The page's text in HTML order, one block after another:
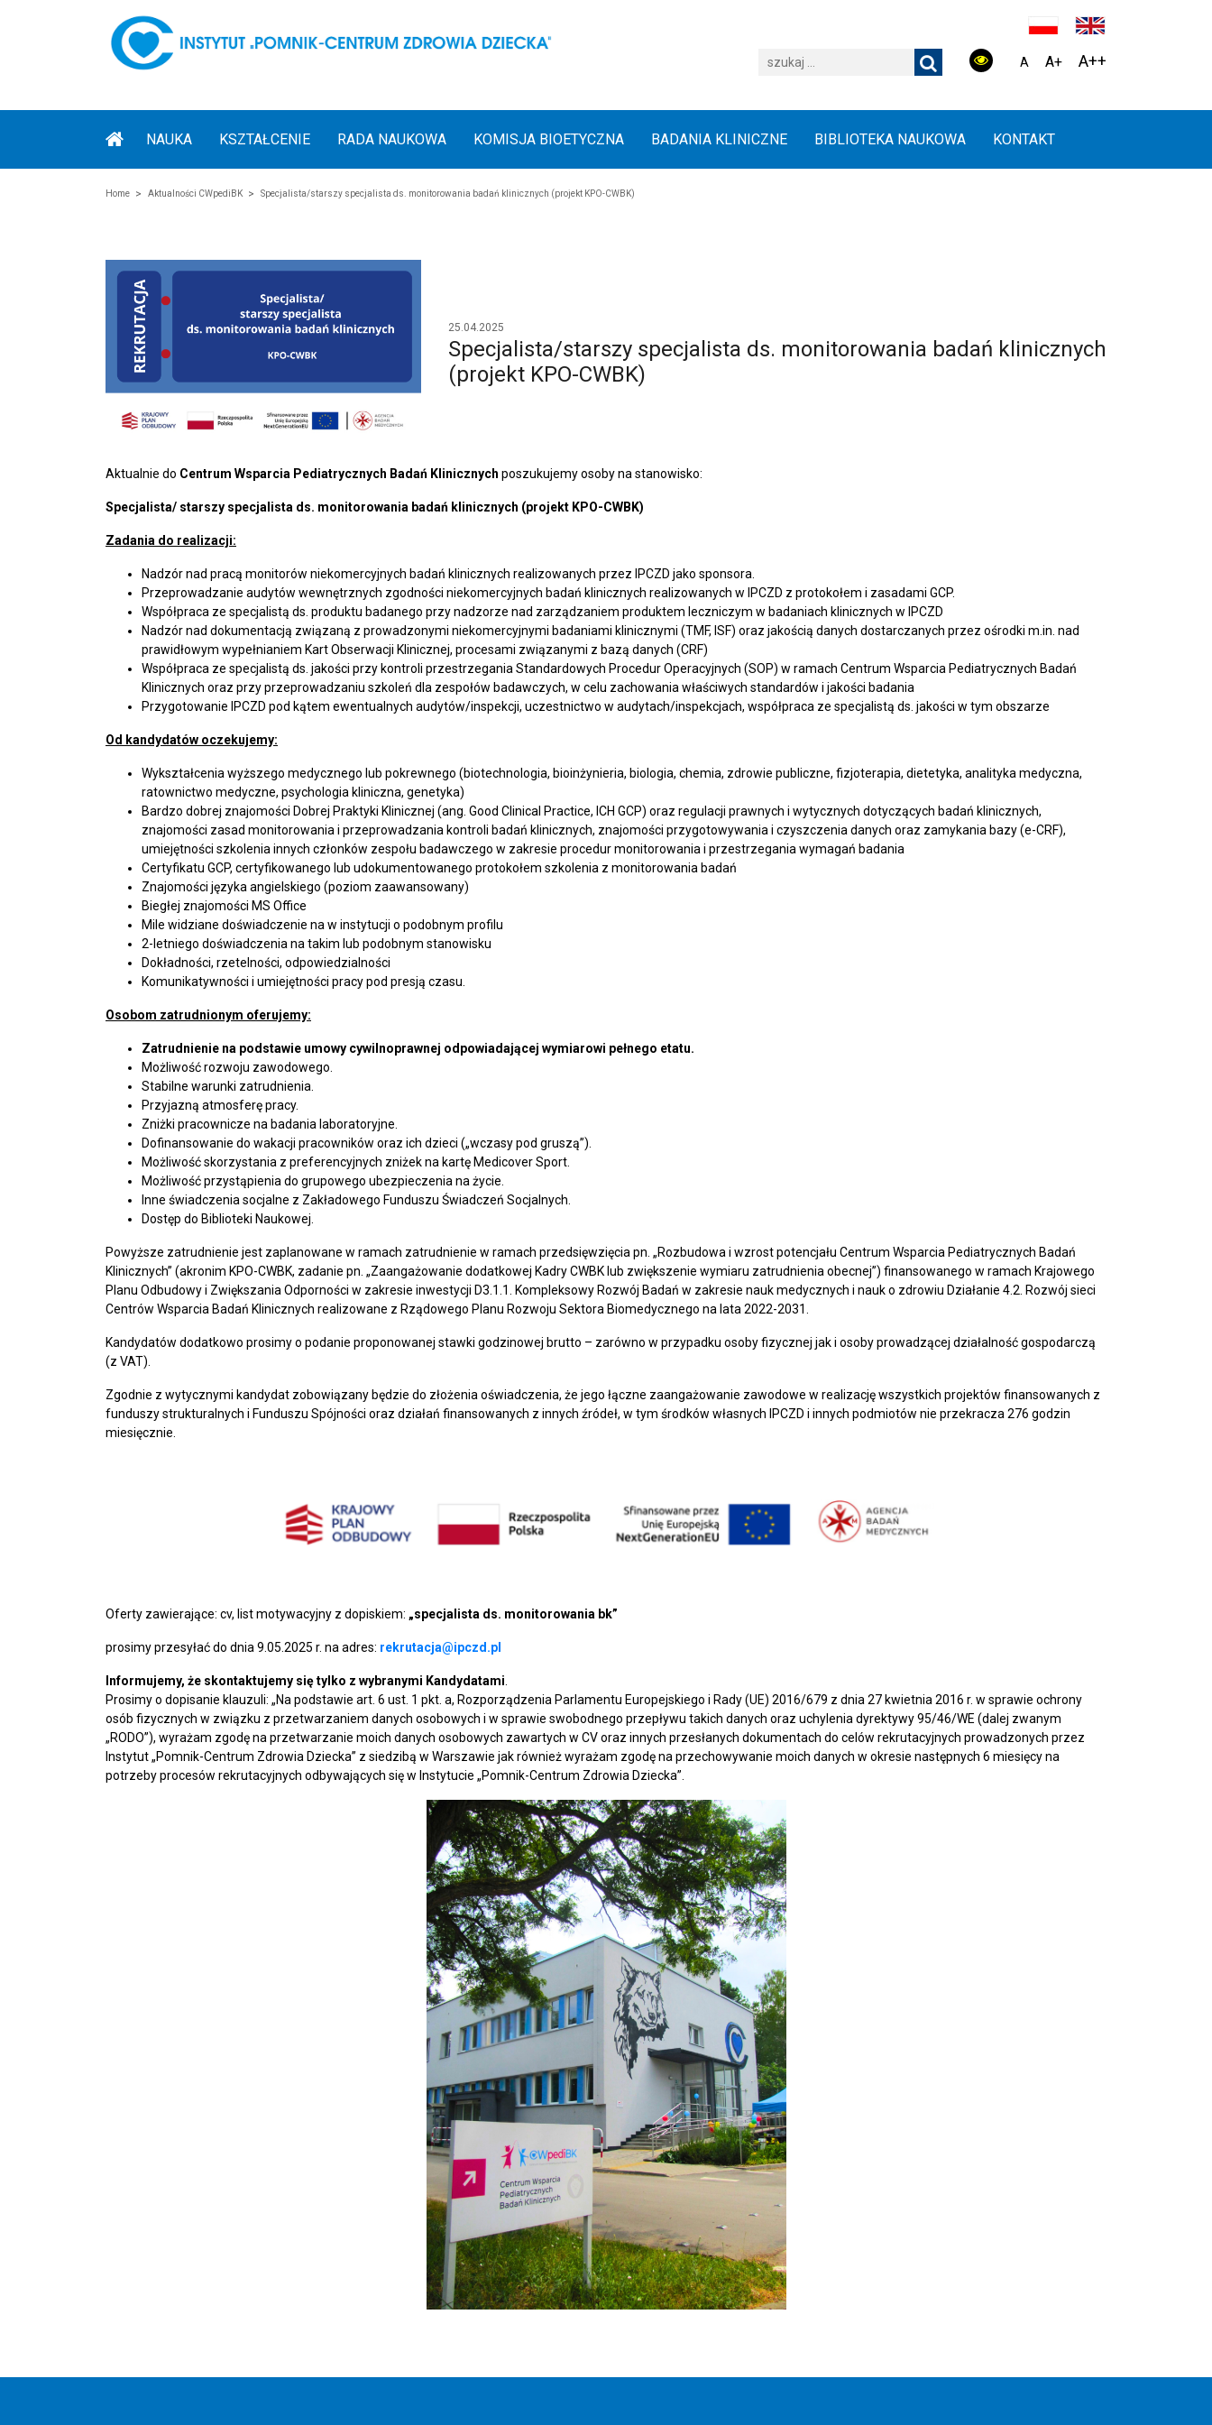
A A+ A++
NAUKA KSZTAŁCENIE RADA NAUKOWA KOMISJA BIOETYCZNA BADANIA KLINICZNE BIBLIOTEKA NAUKOWA KONTAKT
Home Aktualności CWpediBK Specjalista/starszy specjalista ds. monitorowania badań klinicznych (projekt KPO-CWBK)
25.04.2025
Specjalista/starszy specjalista ds. monitorowania badań klinicznych
(projekt KPO-CWBK)
Aktualnie do Centrum Wsparcia Pediatrycznych Badań Klinicznych poszukujemy osoby na stanowisko:
Specjalista/ starszy specjalista ds. monitorowania badań klinicznych (projekt KPO-CWBK)
Zadania do realizacji:
Nadzór nad pracą monitorów niekomercyjnych badań klinicznych realizowanych przez IPCZD jako sponsora.
Przeprowadzanie audytów wewnętrznych zgodności niekomercyjnych badań klinicznych realizowanych w IPCZD z protokołem i zasadami GCP.
Współpraca ze specjalistą ds. produktu badanego przy nadzorze nad zarządzaniem produktem leczniczym w badaniach klinicznych w IPCZD
Nadzór nad dokumentacją związaną z prowadzonymi niekomercyjnymi badaniami klinicznymi (TMF, ISF) oraz jakością danych dostarczanych przez ośrodki m.in. nad
prawidłowym wypełnianiem Kart Obserwacji Klinicznej, procesami związanymi z bazą danych (CRF)
Współpraca ze specjalistą ds. jakości przy kontroli przestrzegania Standardowych Procedur Operacyjnych (SOP) w ramach Centrum Wsparcia Pediatrycznych Badań
Klinicznych oraz przy przeprowadzaniu szkoleń dla zespołów badawczych, w celu zachowania właściwych standardów i jakości badania
Przygotowanie IPCZD pod kątem ewentualnych audytów/inspekcji, uczestnictwo w audytach/inspekcjach, współpraca ze specjalistą ds. jakości w tym obszarze
Od kandydatów oczekujemy:
Wykształcenia wyższego medycznego lub pokrewnego (biotechnologia, bioinżynieria, biologia, chemia, zdrowie publiczne, fizjoterapia, dietetyka, analityka medyczna,
ratownictwo medyczne, psychologia kliniczna, genetyka)
Bardzo dobrej znajomości Dobrej Praktyki Klinicznej (ang. Good Clinical Practice, ICH GCP) oraz regulacji prawnych i wytycznych dotyczących badań klinicznych,
znajomości zasad monitorowania i przeprowadzania kontroli badań klinicznych, znajomości przygotowywania i czyszczenia danych oraz zamykania bazy (e-CRF),
umiejętności szkolenia innych członków zespołu badawczego w zakresie procedur monitorowania i przestrzegania wymagań badania
Certyfikatu GCP, certyfikowanego lub udokumentowanego protokołem szkolenia z monitorowania badań
Znajomości języka angielskiego (poziom zaawansowany)
Biegłej znajomości MS Office
Mile widziane doświadczenie na w instytucji o podobnym profilu
2-letniego doświadczenia na takim lub podobnym stanowisku
Dokładności, rzetelności, odpowiedzialności
Komunikatywności i umiejętności pracy pod presją czasu.
Osobom zatrudnionym oferujemy:
Zatrudnienie na podstawie umowy cywilnoprawnej odpowiadającej wymiarowi pełnego etatu.
Możliwość rozwoju zawodowego.
Stabilne warunki zatrudnienia.
Przyjazną atmosferę pracy.
Zniżki pracownicze na badania laboratoryjne.
Dofinansowanie do wakacji pracowników oraz ich dzieci („wczasy pod gruszą”).
Możliwość skorzystania z preferencyjnych zniżek na kartę Medicover Sport.
Możliwość przystąpienia do grupowego ubezpieczenia na życie.
Inne świadczenia socjalne z Zakładowego Funduszu Świadczeń Socjalnych.
Dostęp do Biblioteki Naukowej.
Powyższe zatrudnienie jest zaplanowane w ramach zatrudnienie w ramach przedsięwzięcia pn. „Rozbudowa i wzrost potencjału Centrum Wsparcia Pediatrycznych Badań
Klinicznych” (akronim KPO-CWBK, zadanie pn. „Zaangażowanie dodatkowej Kadry CWBK lub zwiększenie wymiaru zatrudnienia obecnej”) finansowanego w ramach Krajowego
Planu Odbudowy i Zwiększania Odporności w zakresie inwestycji D3.1.1. Kompleksowy Rozwój Badań w zakresie nauk medycznych i nauk o zdrowiu Działanie 4.2. Rozwój sieci
Centrów Wsparcia Badań Klinicznych realizowane z Rządowego Planu Rozwoju Sektora Biomedycznego na lata 2022-2031.
Kandydatów dodatkowo prosimy o podanie proponowanej stawki godzinowej brutto – zarówno w przypadku osoby fizycznej jak i osoby prowadzącej działalność gospodarczą
(z VAT).
Zgodnie z wytycznymi kandydat zobowiązany będzie do złożenia oświadczenia, że jego łączne zaangażowanie zawodowe w realizację wszystkich projektów finansowanych z
funduszy strukturalnych i Funduszu Spójności oraz działań finansowanych z innych źródeł, w tym środków własnych IPCZD i innych podmiotów nie przekracza 276 godzin
miesięcznie.
Oferty zawierające: cv, list motywacyjny z dopiskiem: „specjalista ds. monitorowania bk”
prosimy przesyłać do dnia 9.05.2025 r. na adres: rekrutacja@ipczd.pl
Informujemy, że skontaktujemy się tylko z wybranymi Kandydatami
Prosimy o dopisanie klauzuli: „Na podstawie art. 6 ust. 1 pkt. a, Rozporządzenia Parlamentu Europejskiego i Rady (UE) 2016/679 z dnia 27 kwietnia 2016 r. w sprawie ochrony
osób fizycznych w związku z przetwarzaniem danych osobowych i w sprawie swobodnego przepływu takich danych oraz uchylenia dyrektywy 95/46/WE (dalej zwanym
„RODO”), wyrażam zgodę na przetwarzanie moich danych osobowych zawartych w CV oraz innych przesłanych dokumentach do celów rekrutacyjnych prowadzonych przez
Instytut „Pomnik-Centrum Zdrowia Dziecka” z siedzibą w Warszawie jak również wyrażam zgodę na przechowywanie moich danych w okresie następnych 6 miesięcy na
potrzeby procesów rekrutacyjnych odbywających się w Instytucie „Pomnik-Centrum Zdrowia Dziecka”.